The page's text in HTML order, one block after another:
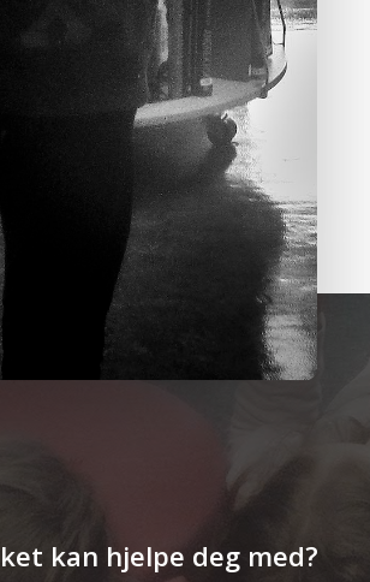
kan hjelpe deg med?